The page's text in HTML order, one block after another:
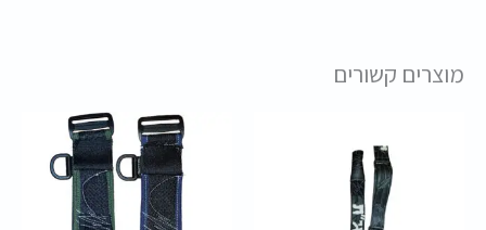
מוצרים קשורים